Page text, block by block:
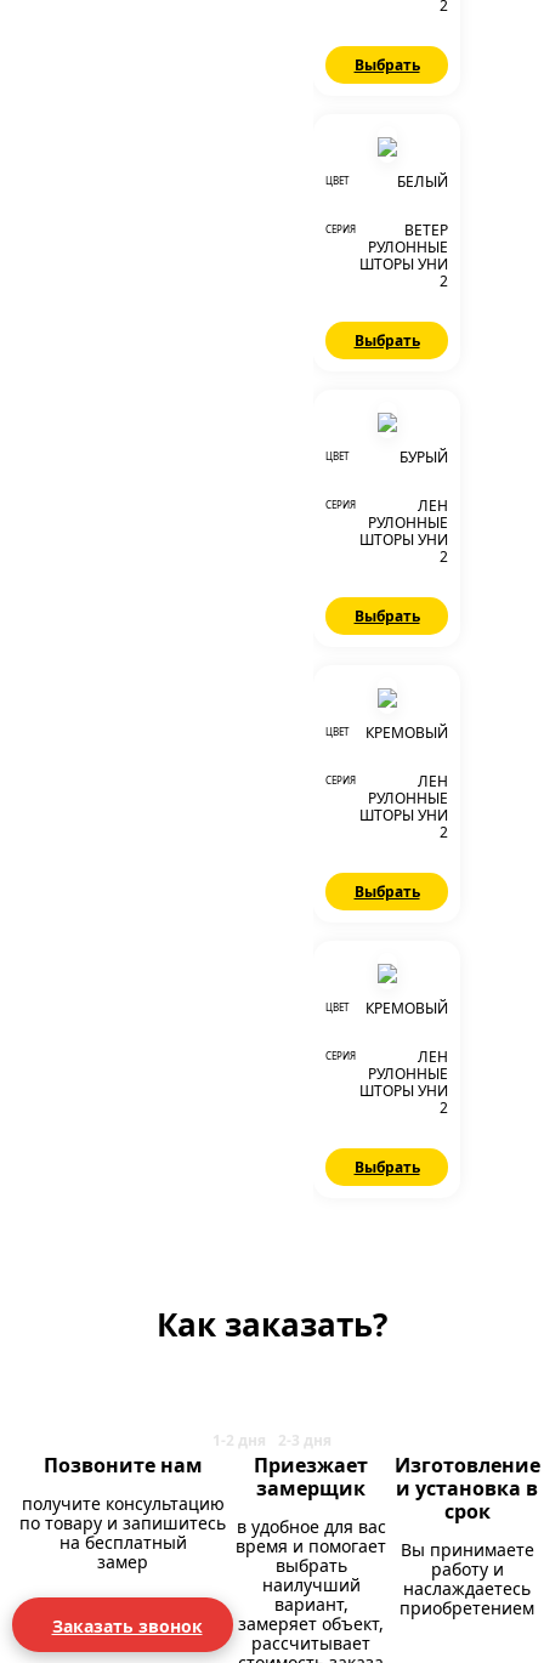
2
Выбрать
ЦВЕТ БЕЛЫЙ
СЕРИЯ
ВЕТЕР
РУЛОННЫЕ
ШТОРЫ УНИ
2
Выбрать
ЦВЕТ БУРЫЙ
СЕРИЯ
ЛЕН
РУЛОННЫЕ
ШТОРЫ УНИ
2
Выбрать
ЦВЕТ КРЕМОВЫЙ
СЕРИЯ
ЛЕН
РУЛОННЫЕ
ШТОРЫ УНИ
2
Выбрать
ЦВЕТ КРЕМОВЫЙ
СЕРИЯ
ЛЕН
РУЛОННЫЕ
ШТОРЫ УНИ
2
Выбрать
Как заказать?
Позвоните нам
получите консультацию
по товару и запишитесь
на бесплатный
замер
Заказать звонок
Приезжает
замерщик
в удобное для вас
время и помогает
выбрать
наилучший
вариант,
замеряет объект,
рассчитывает
Изготовление
и установка в
срок
Вы принимаете
работу и
наслаждаетесь
приобретением